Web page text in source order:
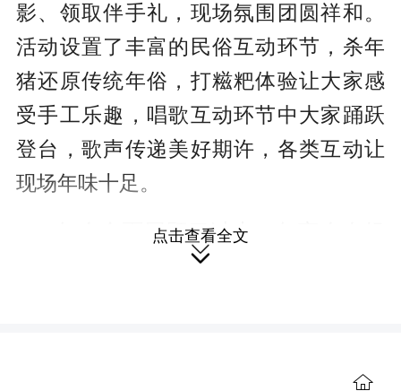
影、领取伴手礼，现场氛围团圆祥和。
活动设置了丰富的民俗互动环节，杀年
猪还原传统年俗，打糍粑体验让大家感
受手工乐趣，唱歌互动环节中大家踊跃
登台，歌声传递美好期许，各类互动让
现场年味十足。
年会全面回顾了过去一年商会在组
织建设、服务会员、助力地方经济发展
点击查看全文
